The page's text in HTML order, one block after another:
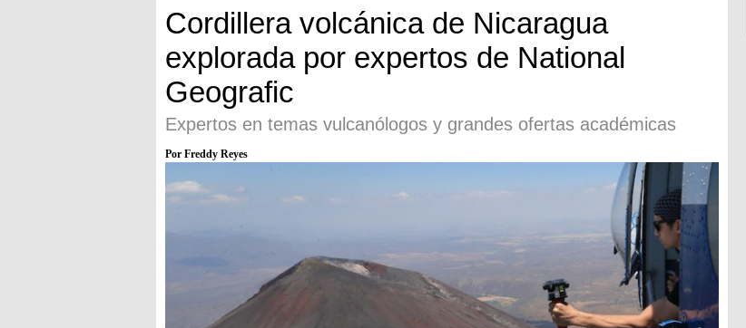
Cordillera volcánica de Nicaragua
explorada por expertos de National
Geografic
Expertos en temas vulcanólogos y grandes ofertas académicas
Por Freddy Reyes